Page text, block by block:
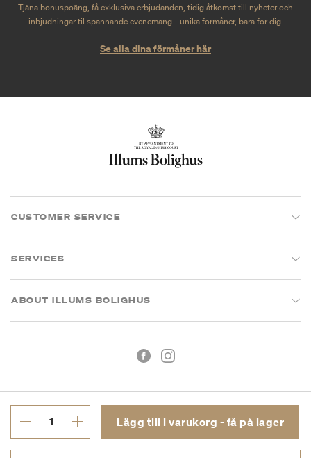
Lägg till i varukorg - få på lager
Tjäna bonuspoäng, få exklusiva erbjudanden, tidig åtkomst till nyheter och
inbjudningar til spännande evenemang - unika förmåner, bara för dig.
Se alla dina förmåner här
CUSTOMER SERVICE
SERVICES
ABOUT ILLUMS BOLIGHUS